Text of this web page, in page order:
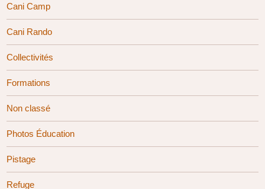
Cani Camp
Cani Rando
Collectivités
Formations
Non classé
Photos Éducation
Pistage
Refuge